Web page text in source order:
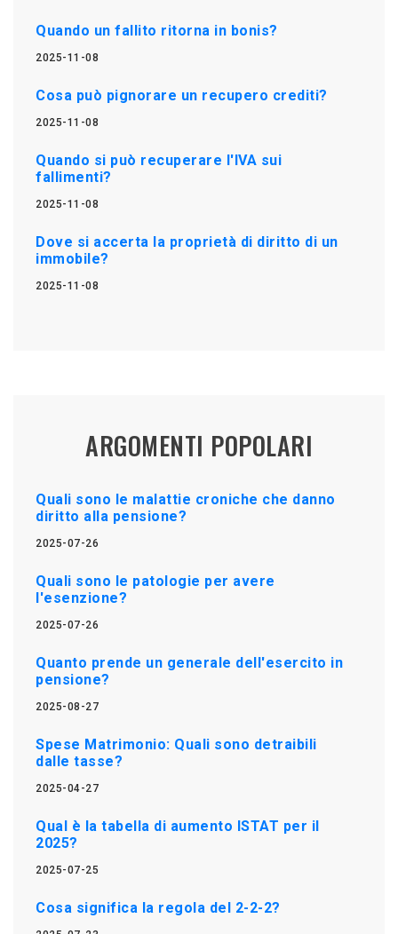
Quando un fallito ritorna in bonis?
2025-11-08
Cosa può pignorare un recupero crediti?
2025-11-08
Quando si può recuperare l'IVA sui
fallimenti?
2025-11-08
Dove si accerta la proprietà di diritto di un
immobile?
2025-11-08
ARGOMENTI POPOLARI
Quali sono le malattie croniche che danno
diritto alla pensione?
2025-07-26
Quali sono le patologie per avere
l'esenzione?
2025-07-26
Quanto prende un generale dell'esercito in
pensione?
2025-08-27
Spese Matrimonio: Quali sono detraibili
dalle tasse?
2025-04-27
Qual è la tabella di aumento ISTAT per il
2025?
2025-07-25
Cosa significa la regola del 2-2-2?